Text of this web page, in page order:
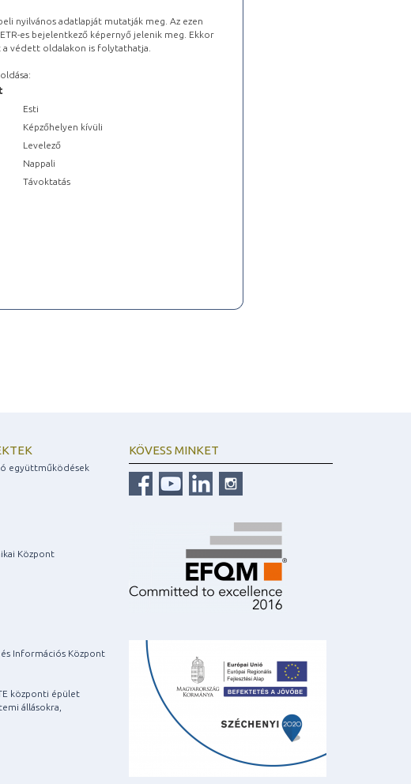
nyilvános adatlapját mutatják meg. Az ezen
es bejelentkező képernyő jelenik meg. Ekkor
a védett oldalakon is folytathatja.
Esti
Képzőhelyen kívüli
Levelező
Nappali
Távoktatás
együttműködések
Központ
Információs Központ
központi épület
állásokra,
KÖVESS MINKET